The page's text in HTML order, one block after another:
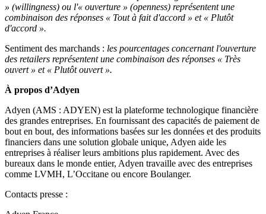
» (willingness) ou l'« ouverture » (openness) représentent une
combinaison des réponses « Tout à fait d'accord » et « Plutôt
d'accord ».
Sentiment des marchands : les pourcentages concernant l'ouverture
des retailers représentent une combinaison des réponses « Très
ouvert » et « Plutôt ouvert ».
À propos d’Adyen
Adyen (AMS : ADYEN) est la plateforme technologique financière
des grandes entreprises. En fournissant des capacités de paiement de
bout en bout, des informations basées sur les données et des produits
financiers dans une solution globale unique, Adyen aide les
entreprises à réaliser leurs ambitions plus rapidement. Avec des
bureaux dans le monde entier, Adyen travaille avec des entreprises
comme LVMH, L’Occitane ou encore Boulanger.
Contacts presse :